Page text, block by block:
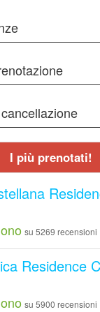
I più prenotati!
su 5269 recensioni
Residence
su 5900 recensioni